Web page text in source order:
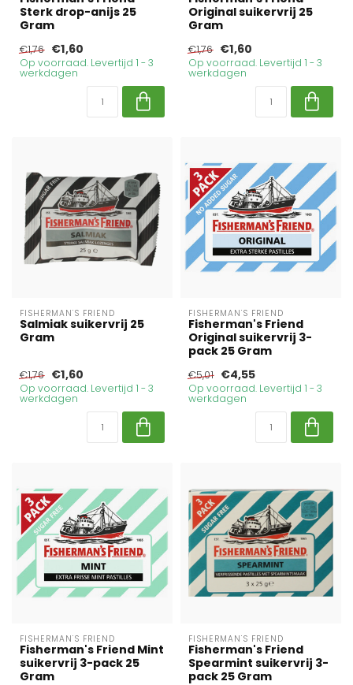
Sterk drop-anijs 25
Gram
€1,76 €1,60
Op voorraad. Levertijd 1 - 3
werkdagen
Original suikervrij 25
Gram
€1,76 €1,60
Op voorraad. Levertijd 1 - 3
werkdagen
FISHERMAN'S FRIEND
Salmiak suikervrij 25
Gram
€1,76 €1,60
Op voorraad. Levertijd 1 - 3
werkdagen
FISHERMAN'S FRIEND
Fisherman's Friend
Original suikervrij 3-
pack 25 Gram
€5,01 €4,55
Op voorraad. Levertijd 1 - 3
werkdagen
FISHERMAN'S FRIEND
Fisherman's Friend Mint
suikervrij 3-pack 25
Gram
FISHERMAN'S FRIEND
Fisherman's Friend
Spearmint suikervrij 3-
pack 25 Gram